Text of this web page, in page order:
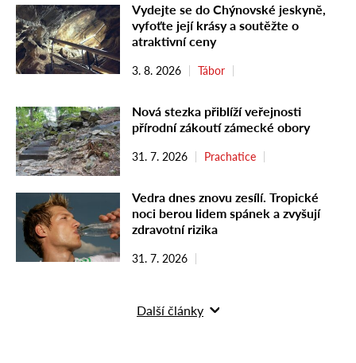
Vydejte se do Chýnovské jeskyně,
vyfoťte její krásy a soutěžte o
atraktivní ceny
3. 8. 2026 Tábor
Nová stezka přiblíží veřejnosti
přírodní zákoutí zámecké obory
31. 7. 2026 Prachatice
Vedra dnes znovu zesílí. Tropické
noci berou lidem spánek a zvyšují
zdravotní rizika
31. 7. 2026
Další články